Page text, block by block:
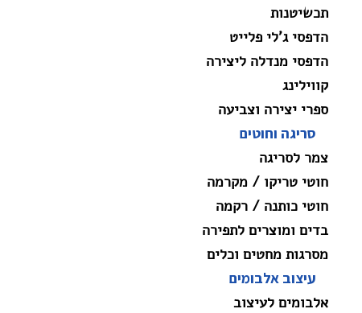
תכשיטנות
הדפסי ג'לי פלייט
הדפסי מנדלה ליצירה
קווילינג
ספרי יצירה וצביעה
סריגה וחוטים
צמר לסריגה
חוטי טריקו / מקרמה
חוטי כותנה / רקמה
בדים ומוצרים לתפירה
מסרגות מחטים וכלים
עיצוב אלבומים
אלבומים לעיצוב